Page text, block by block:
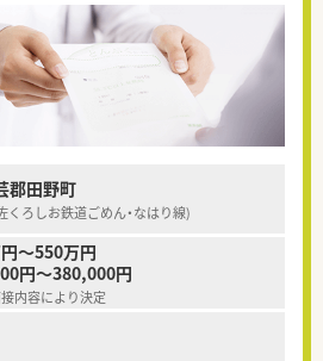
郡田野町
くろしお鉄道ごめん・なはり線)
～550万円
円～380,000円
内容により決定